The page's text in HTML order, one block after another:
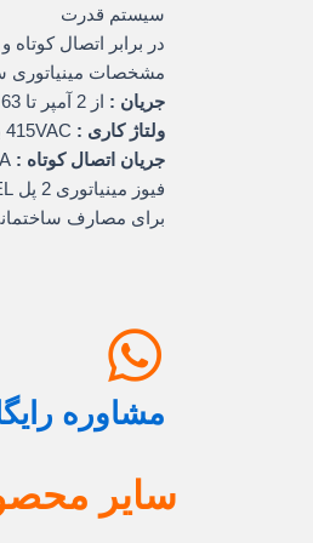
سیستم قدرت
در برابر اتصال
مشخصات مینیاتوری
جریان : از 2 آمپر تا 63 آمپر
ولتاژ کاری :
جریان اتصال کوتاه :
فیوز مینیاتوری 2 پل HIMEL با دو تیپ منحنی قطع کندکار ( C ) و تندکار ( B )
برای مصارف
مشاوره
سایر